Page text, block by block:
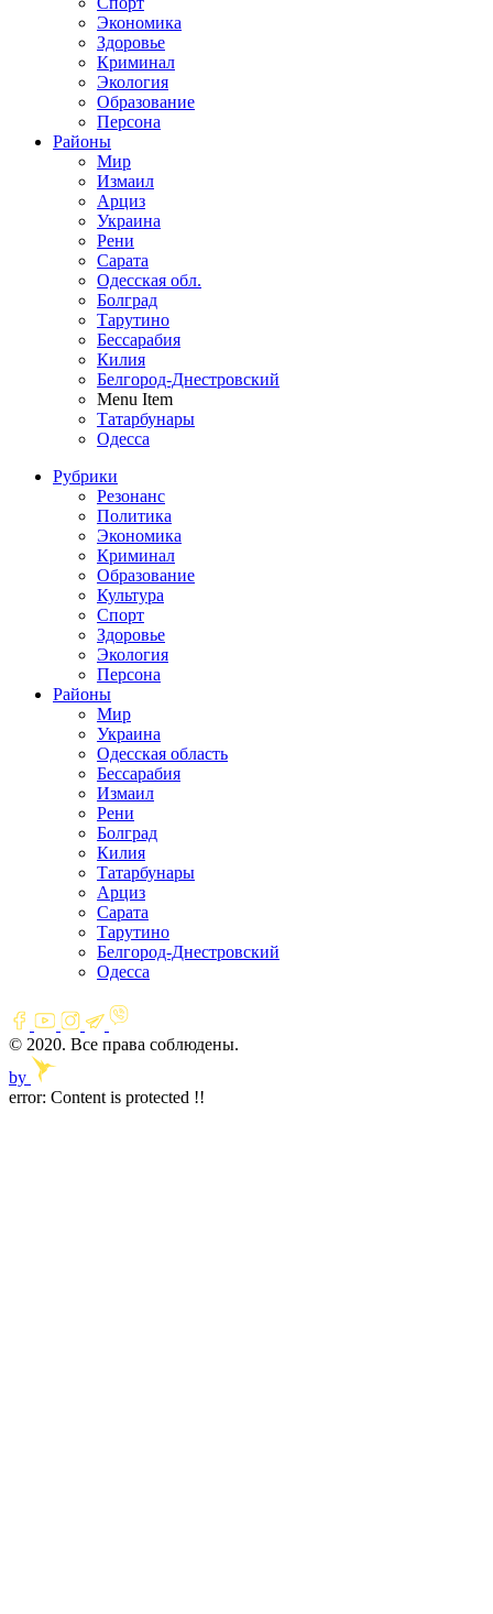
Экономика
Здоровье
Криминал
Экология
Образование
Персона
Районы
Мир
Измаил
Арциз
Украина
Рени
Сарата
Одесская обл.
Болград
Тарутино
Бессарабия
Килия
Белгород-Днестровский
Menu Item
Татарбунары
Одесса
Рубрики
Резонанс
Политика
Экономика
Криминал
Образование
Культура
Спорт
Здоровье
Экология
Персона
Районы
Мир
Украина
Одесская область
Бессарабия
Измаил
Рени
Болград
Килия
Татарбунары
Арциз
Сарата
Тарутино
Белгород-Днестровский
Одесса
© 2020. Все права соблюдены.
by
error: Content is protected !!